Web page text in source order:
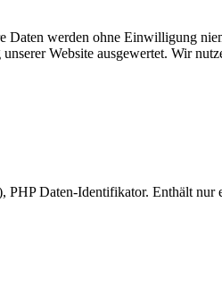
Daten werden ohne Einwilligung
Website ausgewertet. Wir
PHP Daten-Identifikator. Enthält nur